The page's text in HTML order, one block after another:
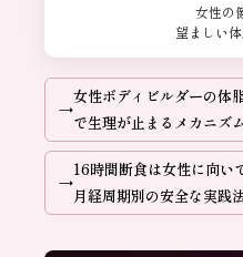
女性の
望ましい
女性ボディビルダーの体
で生理が止まるメカニズ
16時間断食は女性に向い
月経周期別の安全な実践